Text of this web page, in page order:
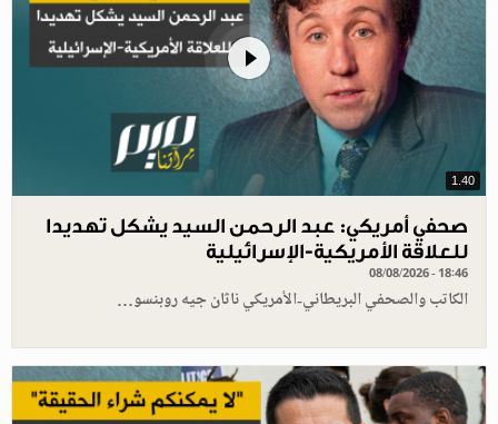
1.40
صحفي أمريكي: عبد الرحمن السيد يشكل تهديدا
للعلاقة الأمريكية-الإسرائيلية
08/08/2026 - 18:46
الكاتب والصحفي البريطاني-الأمريكي ناثان جيه روبنسو…